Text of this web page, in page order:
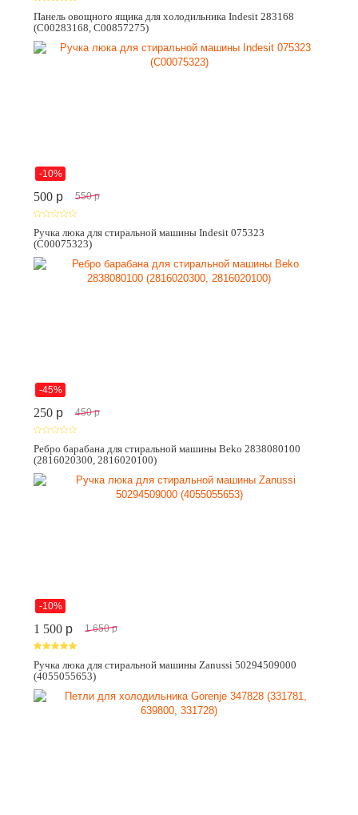
Панель овощного ящика для холодильника Indesit 283168
(C00283168, C00857275)
-10%
500 p 550 p
Ручка люка для стиральной машины Indesit 075323
(C00075323)
-45%
250 p 450 p
Ребро барабана для стиральной машины Beko 2838080100
(2816020300, 2816020100)
-10%
1 500 p 1 650 p
Ручка люка для стиральной машины Zanussi 50294509000
(4055055653)